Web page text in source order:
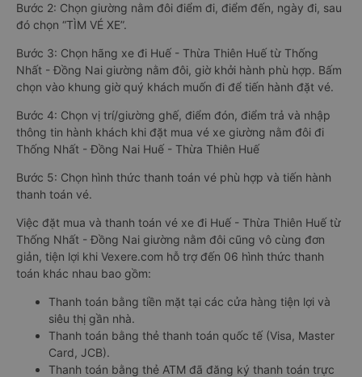
Bước 2: Chọn giường nằm đôi điểm đi, điểm đến, ngày đi, sau
đó chọn “TÌM VÉ XE”.
Bước 3: Chọn hãng xe đi Huế - Thừa Thiên Huế từ Thống
Nhất - Đồng Nai giường nằm đôi, giờ khởi hành phù hợp. Bấm
chọn vào khung giờ quý khách muốn đi để tiến hành đặt vé.
Bước 4: Chọn vị trí/giường ghế, điểm đón, điểm trả và nhập
thông tin hành khách khi đặt mua vé xe giường nằm đôi đi
Thống Nhất - Đồng Nai Huế - Thừa Thiên Huế
Bước 5: Chọn hình thức thanh toán vé phù hợp và tiến hành
thanh toán vé.
Việc đặt mua và thanh toán vé xe đi Huế - Thừa Thiên Huế từ
Thống Nhất - Đồng Nai giường nằm đôi cũng vô cùng đơn
giản, tiện lợi khi Vexere.com hỗ trợ đến 06 hình thức thanh
toán khác nhau bao gồm:
Thanh toán bằng tiền mặt tại các cửa hàng tiện lợi và
siêu thị gần nhà.
Thanh toán bằng thẻ thanh toán quốc tế (Visa, Master
Card, JCB).
Thanh toán bằng thẻ ATM đã đăng ký thanh toán trực